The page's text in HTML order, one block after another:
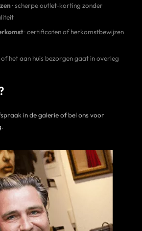
· scherpe outlet‑korting zonder
· certificaten of herkomstbewijzen
of het aan huis bezorgen gaat in overleg
in de galerie of bel ons voor